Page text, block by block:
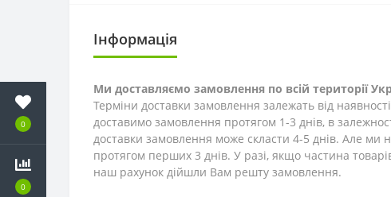
0
0
Інформація
Ми доставляємо замовлення по всій території
Терміни доставки замовлення залежать від
доставимо замовлення протягом 1-3 днів, в
доставки замовлення може скласти 4-5 днів. Але ми
протягом перших 3 днів. У разі, якщо частина
наш рахунок дійшли Вам решту замовлення.